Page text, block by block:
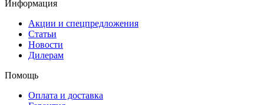
Информация
Акции и спецпредложения
Статьи
Новости
Дилерам
Помощь
Оплата и доставка